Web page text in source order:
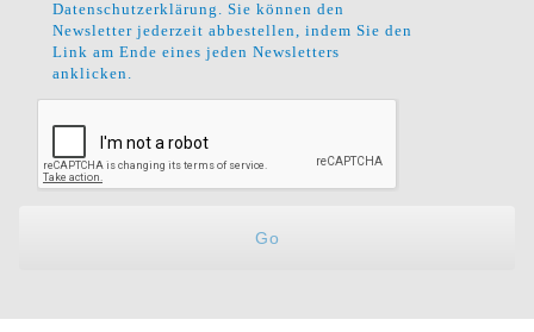
Datenschutzerklärung . Sie können den
Newsletter jederzeit abbestellen, indem Sie den
Link am Ende eines jeden Newsletters
anklicken.
Go